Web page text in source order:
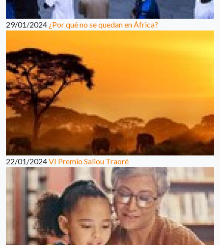
29/01/2024 ¿Por qué no se quedan en África?
22/01/2024VI Premio Saliou Traoré